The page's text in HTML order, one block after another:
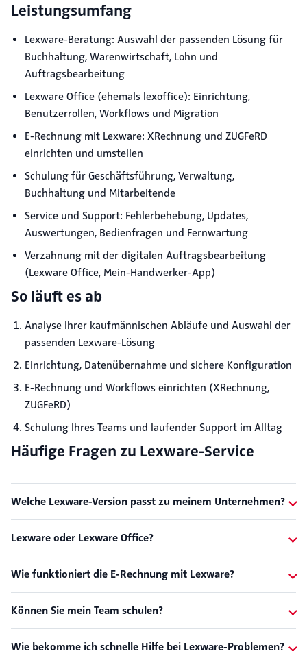
Leistungsumfang
Lexware-Beratung: Auswahl der passenden Lösung für
Buchhaltung, Warenwirtschaft, Lohn und
Auftragsbearbeitung
Lexware Office (ehemals lexoffice): Einrichtung,
Benutzerrollen, Workflows und Migration
E-Rechnung mit Lexware: XRechnung und ZUGFeRD
einrichten und umstellen
Schulung für Geschäftsführung, Verwaltung,
Buchhaltung und Mitarbeitende
Service und Support: Fehlerbehebung, Updates,
Auswertungen, Bedienfragen und Fernwartung
Verzahnung mit der digitalen Auftragsbearbeitung
(Lexware Office, Mein-Handwerker-App)
So läuft es ab
Analyse Ihrer kaufmännischen Abläufe und Auswahl der
passenden Lexware-Lösung
Einrichtung, Datenübernahme und sichere Konfiguration
E-Rechnung und Workflows einrichten (XRechnung,
ZUGFeRD)
Schulung Ihres Teams und laufender Support im Alltag
Häufige Fragen zu Lexware-Service
Welche Lexware-Version passt zu meinem Unternehmen?
Lexware oder Lexware Office?
Wie funktioniert die E-Rechnung mit Lexware?
Können Sie mein Team schulen?
Wie bekomme ich schnelle Hilfe bei Lexware-Problemen?